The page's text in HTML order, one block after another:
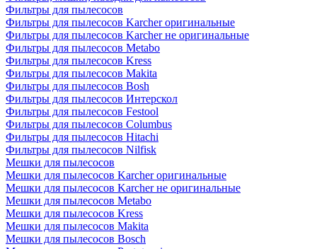
Фильтры для пылесосов
Фильтры для пылесосов Karcher оригинальные
Фильтры для пылесосов Karcher не оригинальные
Фильтры для пылесосов Metabo
Фильтры для пылесосов Kress
Фильтры для пылесосов Makita
Фильтры для пылесосов Bosh
Фильтры для пылесосов Интерскол
Фильтры для пылесосов Festool
Фильтры для пылесосов Columbus
Фильтры для пылесосов Hitachi
Фильтры для пылесосов Nilfisk
Мешки для пылесосов
Мешки для пылесосов Karcher оригинальные
Мешки для пылесосов Karcher не оригинальные
Мешки для пылесосов Metabo
Мешки для пылесосов Kress
Мешки для пылесосов Makita
Мешки для пылесосов Bosch